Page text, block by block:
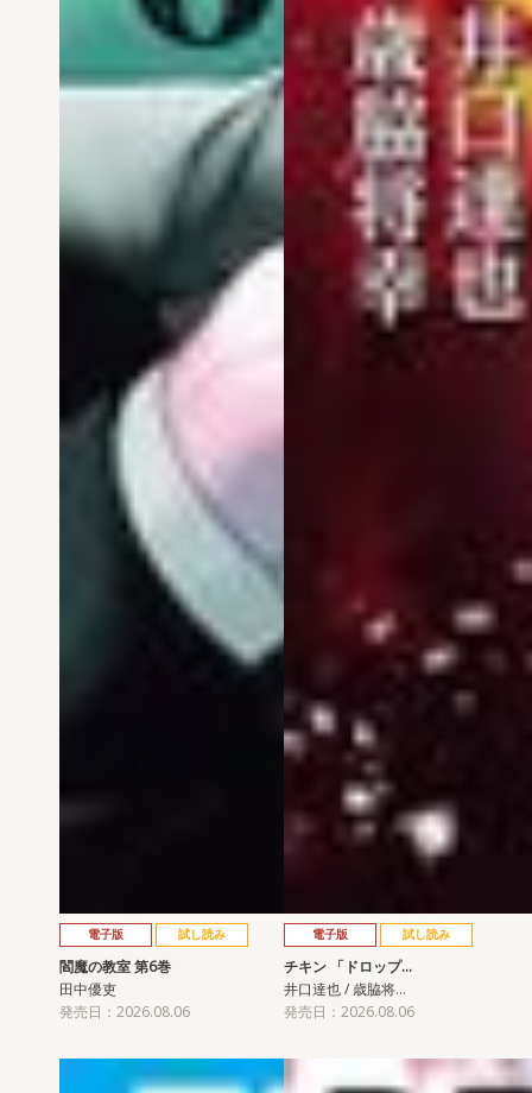
電子版 試し読み
閻魔の教室 第6巻
田中優吏
発売日：2026.08.06
電子版 試し読み
チキン 「ドロップ…
井口達也 / 歳脇将…
発売日：2026.08.06